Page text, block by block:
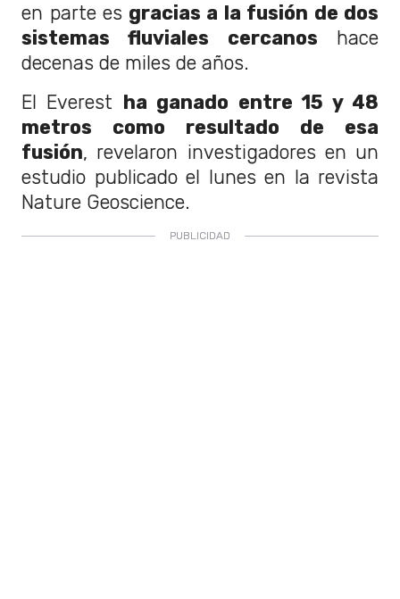
en parte es gracias a la fusión de dos
sistemas fluviales cercanos hace
decenas de miles de años.
El Everest ha ganado entre 15 y 48
metros como resultado de esa
fusión, revelaron investigadores en un
estudio publicado el lunes en la revista
Nature Geoscience.